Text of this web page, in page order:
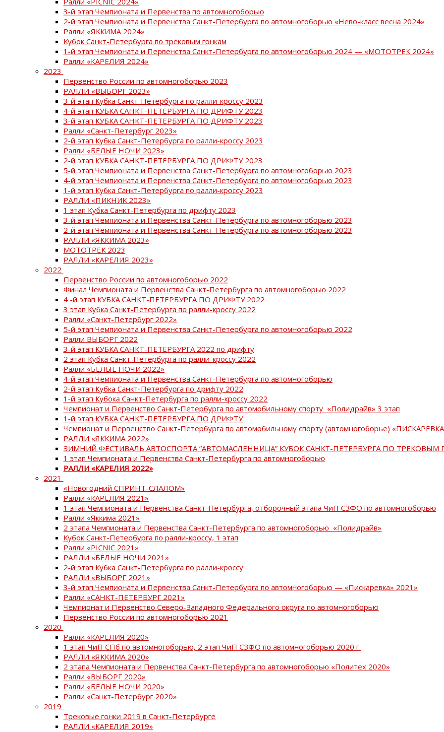
3-й этап Чемпионата и Первенства по автомногоборью
2-й этап Чемпионата и Первенства Санкт-Петербурга по автомногоборью «Нево-класс весна 2024»
Ралли «ЯККИМА 2024»
Кубок Санкт-Петербурга по трековым гонкам
1-й этап Чемпионата и Первенства Санкт-Петербурга по автомногоборью 2024 — «МОТОТРЕК 2024»
Ралли «КАРЕЛИЯ 2024»
2023
Первенство России по автомногоборью 2023
РАЛЛИ «ВЫБОРГ 2023»
3-й этап Кубка Санкт-Петербурга по ралли-кроссу 2023
4-й этап КУБКА САНКТ-ПЕТЕРБУРГА ПО ДРИФТУ 2023
3-й этап КУБКА САНКТ-ПЕТЕРБУРГА ПО ДРИФТУ 2023
Ралли «Санкт-Петербург 2023»
2-й этап Кубка Санкт-Петербурга по ралли-кроссу 2023
Ралли «БЕЛЫЕ НОЧИ 2023»
2-й этап КУБКА САНКТ-ПЕТЕРБУРГА ПО ДРИФТУ 2023
5-й этап Чемпионата и Первенства Санкт-Петербурга по автомногоборью 2023
4-й этап Чемпионата и Первенства Санкт-Петербурга по автомногоборью 2023
1-й этап Кубка Санкт-Петербурга по ралли-кроссу 2023
РАЛЛИ «ПИКНИК 2023»
1 этап Кубка Санкт-Петербурга по дрифту 2023
3-й этап Чемпионата и Первенства Санкт-Петербурга по автомногоборью 2023
2-й этап Чемпионата и Первенства Санкт-Петербурга по автомногоборью 2023
РАЛЛИ «ЯККИМА 2023»
МОТОТРЕК 2023
РАЛЛИ «КАРЕЛИЯ 2023»
2022
Первенство России по автомногоборью 2022
Финал Чемпионата и Первенства Санкт-Петербурга по автомногоборью 2022
4 -й этап КУБКА САНКТ-ПЕТЕРБУРГА ПО ДРИФТУ 2022
3 этап Кубка Санкт-Петербурга по ралли-кроссу 2022
Ралли «Санкт-Петербург 2022»
5-й этап Чемпионата и Первенства Санкт-Петербурга по автомногоборью 2022
Ралли ВЫБОРГ 2022
3-й этап КУБКА САНКТ-ПЕТЕРБУРГА 2022 по дрифту
2 этап Кубка Санкт-Петербурга по ралли-кроссу 2022
Ралли «БЕЛЫЕ НОЧИ 2022»
4-й этап Чемпионата и Первенства Санкт-Петербурга по автомногоборью
2-й этап Кубка Санкт-Петербурга по дрифту 2022
1-й этап Кубока Санкт-Петербурга по ралли-кроссу 2022
Чемпионат и Первенство Санкт-Петербурга по автомобильному спорту «Полидрайв» 3 этап
1-й этап КУБКА САНКТ-ПЕТЕРБУРГА ПО ДРИФТУ
Чемпионат и Первенство Санкт-Петербурга по автомобильному спорту (автомногоборье)
РАЛЛИ «ЯККИМА 2022»
ЗИМНИЙ ФЕСТИВАЛЬ АВТОСПОРТА “АВТОМАСЛЕННИЦА” КУБОК САНКТ-ПЕТЕРБУРГА ПО ТРЕКОВЫМ
1 этап Чемпионата и Первенства Санкт-Петербурга по автомногоборью
РАЛЛИ «КАРЕЛИЯ 2022»
2021
«Новогодний СПРИНТ-СЛАЛОМ»
Ралли «КАРЕЛИЯ 2021»
1 этап Чемпионата и Первенства Санкт-Петербурга, отборочный этапа ЧиП СЗФО по автомногоборью
Ралли «Яккима 2021»
2 этапа Чемпионата и Первенства Санкт-Петербурга по автомногоборью «Полидрайв»
Кубок Санкт-Петербурга по ралли-кроссу, 1 этап
Ралли «PICNIC 2021»
РАЛЛИ «БЕЛЫЕ НОЧИ 2021»
2-й этап Кубка Санкт-Петербурга по ралли-кроссу
РАЛЛИ «ВЫБОРГ 2021»
3-й этап Чемпионата и Первенства Санкт-Петербурга по автомногоборью — «Пискаревка» 2021»
Ралли «САНКТ-ПЕТЕРБУРГ 2021»
Чемпионат и Первенство Северо-Западного Федерального округа по автомногоборью
Первенство России по автомногоборью 2021
2020
Ралли «КАРЕЛИЯ 2020»
1 этап ЧиП СПб по автомногоборью, 2 этап ЧиП СЗФО по автомногоборью 2020 г.
РАЛЛИ «ЯККИМА 2020»
2 этапа Чемпионата и Первенства Санкт-Петербурга по автомногоборью «Политех 2020»
Ралли «ВЫБОРГ 2020»
Ралли «БЕЛЫЕ НОЧИ 2020»
Ралли «Санкт-Петербург 2020»
2019
Трековые гонки 2019 в Санкт-Петербурге
РАЛЛИ «КАРЕЛИЯ 2019»